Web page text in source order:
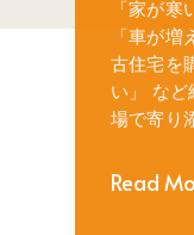
「家が寒
「車が増
古住宅を
い」
など
場で寄り
Read